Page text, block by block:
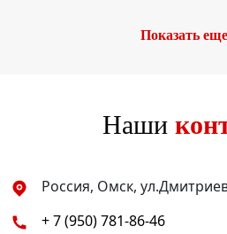
Показать еще
Наши
Россия, Омск,
+ 7 (950) 781-86-46